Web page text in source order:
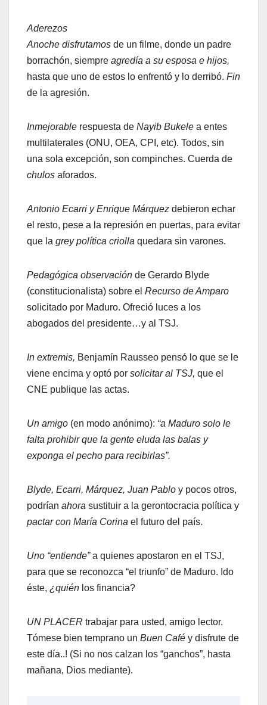
Aderezos
Anoche disfrutamos de un filme, donde un padre
borrachón, siempre agredía a su esposa e hijos,
hasta que uno de estos lo enfrentó y lo derribó. Fin
de la agresión.
Inmejorable respuesta de Nayib Bukele a entes
multilaterales (ONU, OEA, CPI, etc). Todos, sin
una sola excepción, son compinches. Cuerda de
chulos aforados.
Antonio Ecarri y Enrique Márquez debieron echar
el resto, pese a la represión en puertas, para evitar
que la grey política criolla quedara sin varones.
Pedagógica observación de Gerardo Blyde
(constitucionalista) sobre el Recurso de Amparo
solicitado por Maduro. Ofreció luces a los
abogados del presidente…y al TSJ.
In extremis, Benjamín Rausseo pensó lo que se le
viene encima y optó por solicitar al TSJ, que el
CNE publique las actas.
Un amigo (en modo anónimo): “a Maduro solo le
falta prohibir que la gente eluda las balas y
exponga el pecho para recibirlas”.
Blyde, Ecarri, Márquez, Juan Pablo y pocos otros,
podrían ahora sustituir a la gerontocracia política y
pactar con María Corina el futuro del país.
Uno “entiende”a quienes apostaron en el TSJ,
para que se reconozca “el triunfo” de Maduro. Ido
éste, ¿quién los financia?
UN PLACER trabajar para usted, amigo lector.
Tómese bien temprano un Buen Café y disfrute de
este día..! (Si no nos calzan los “ganchos”, hasta
mañana, Dios mediante).